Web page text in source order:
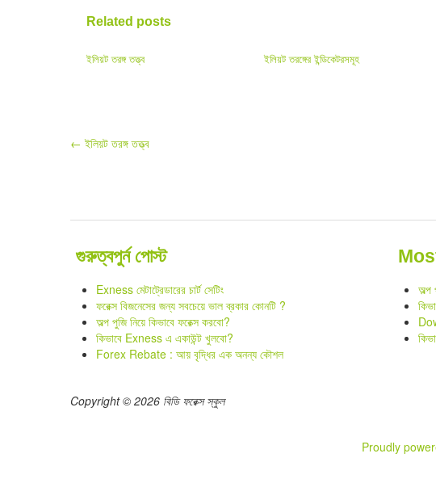
Related posts
ইলিয়ট তরঙ্গ তত্ত্ব ইলিয়ট তরঙ্গের ইন্ডিকেটরসমূহ
Post
← ইলিয়ট তরঙ্গ তত্ত্ব
গুরুত্বপুর্ন পোস্ট
Exness মেটাট্রেডারের চার্ট সেটিং
ফরেক্স বিজনেসের জন্য সবচেয়ে ভাল ব্রকার কোনটি ?
অল্প পুজি নিয়ে কিভাবে ফরেক্স করবো?
কিভাবে Exness এ একাউন্ট খুলবো?
Forex Rebate : আয় বৃদ্ধির এক অনন্য কৌশল
অল্প
Copyright © 2026 বিডি ফরেক্স স্কুল
Proudly